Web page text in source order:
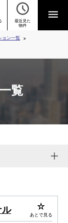
最近見た
物件
ョン一覧
覧
ル あとで見る